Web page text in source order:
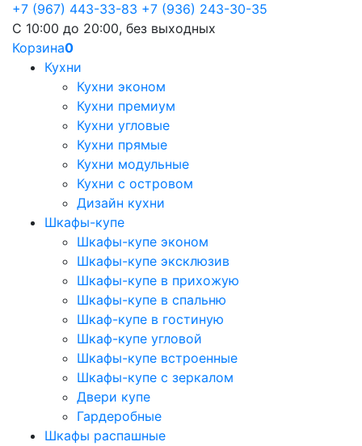
+7 (967) 443-33-83 +7 (936) 243-30-35
С 10:00 до 20:00, без выходных
Корзина0
Кухни
Кухни эконом
Кухни премиум
Кухни угловые
Кухни прямые
Кухни модульные
Кухни с островом
Дизайн кухни
Шкафы-купе
Шкафы-купе эконом
Шкафы-купе эксклюзив
Шкафы-купе в прихожую
Шкафы-купе в спальню
Шкаф-купе в гостиную
Шкаф-купе угловой
Шкафы-купе встроенные
Шкафы-купе с зеркалом
Двери купе
Гардеробные
Шкафы распашные